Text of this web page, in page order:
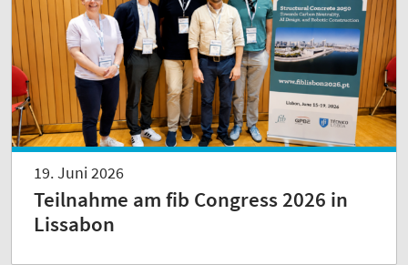
19. Juni 2026
Teilnahme am fib Congress 2026 in
Lissabon